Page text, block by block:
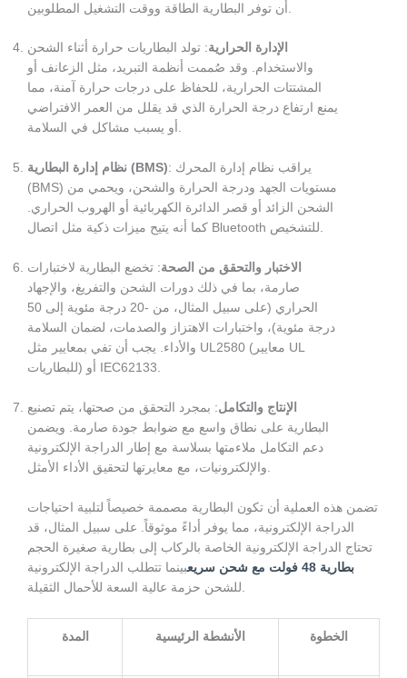
الإدارة الحرارية: تولد البطاريات حرارة أثناء الشحن
والاستخدام. وقد صُممت أنظمة التبريد، مثل الزعانف أو
المشتتات الحرارية، للحفاظ على درجات حرارة آمنة، مما
يمنع ارتفاع درجة الحرارة الذي قد يقلل من العمر الافتراضي
أو يسبب مشاكل في السلامة.
نظام إدارة البطارية (BMS): يراقب نظام إدارة المحرك
(BMS) مستويات الجهد ودرجة الحرارة والشحن، ويحمي من
الشحن الزائد أو قصر الدائرة الكهربائية أو الهروب الحراري.
كما أنه يتيح ميزات ذكية مثل اتصال Bluetooth للتشخيص.
الاختبار والتحقق من الصحة: تخضع البطارية لاختبارات
صارمة، بما في ذلك دورات الشحن والتفريغ، والإجهاد
الحراري (على سبيل المثال، من -20 درجة مئوية إلى 50
درجة مئوية)، واختبارات الاهتزاز والصدمات، لضمان السلامة
والأداء. يجب أن تفي بمعايير مثل UL2580 (معايير UL
للبطاريات) أو IEC62133.
الإنتاج والتكامل: بمجرد التحقق من صحتها، يتم تصنيع
البطارية على نطاق واسع مع ضوابط جودة صارمة. ويضمن
دعم التكامل ملاءمتها بسلاسة مع إطار الدراجة الإلكترونية
والإلكترونيات، مع معايرتها لتحقيق الأداء الأمثل.
تضمن هذه العملية أن تكون البطارية مصممة خصيصاً لتلبية احتياجات
الدراجة الإلكترونية، مما يوفر أداءً موثوقاً. على سبيل المثال، قد
تحتاج الدراجة الإلكترونية الخاصة بالركاب إلى بطارية صغيرة الحجم
بطارية 48 فولت مع شحن سريع
بينما تتطلب الدراجة الإلكترونية
الخطوة الأنشطة الرئيسية المدة